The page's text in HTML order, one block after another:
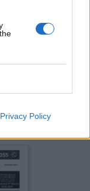
Privacy Policy